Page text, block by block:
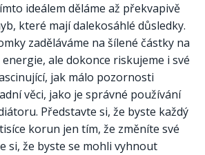
ideálem děláme až překvapivě
které mají dalekosáhlé důsledky.
zaděláváme na šílené částky na
ale dokonce riskujeme i své
jak málo pozornosti
věci, jako je správné používání
Představte si, že byste každý
korun jen tím, že změníte své
si, že byste se mohli vyhnout